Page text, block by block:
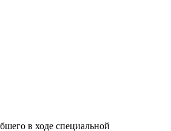
в ходе специальной